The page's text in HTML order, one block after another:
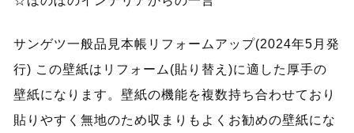
サンゲツ一般品見本帳リフォームアップ(2024年5月発
行) この壁紙はリフォーム(貼り替え)に適した厚手の
壁紙になります。壁紙の機能を複数持ち合わせており
貼りやすく無地のため収まりもよくお勧めの壁紙にな